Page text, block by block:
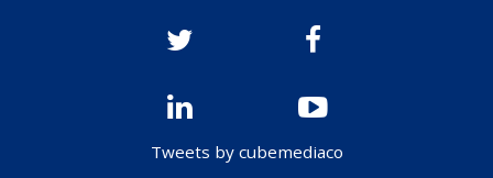
Tweets by cubemediaco